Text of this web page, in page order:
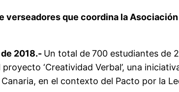
que coordina la
de 2018.- Un total de700 estudiantes de
‘Creatividad Verbal’, una
en el contexto del Pacto por la